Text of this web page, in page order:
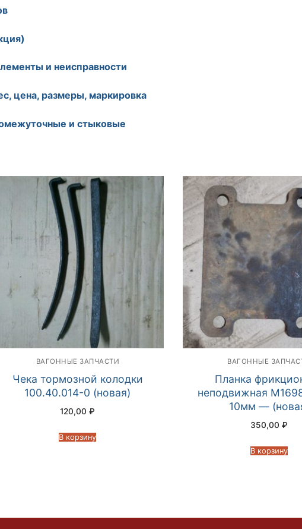
и неисправности
цена, размеры, маркировка
и стыковые
ВАГОННЫЕ ЗАПЧАСТИ
Чека тормозной колодки
100.40.014-0 (новая)
120,00₽
В корзину
ВАГОННЫЕ
Планка
неподвижная
10мм —
350,00₽
В корзину